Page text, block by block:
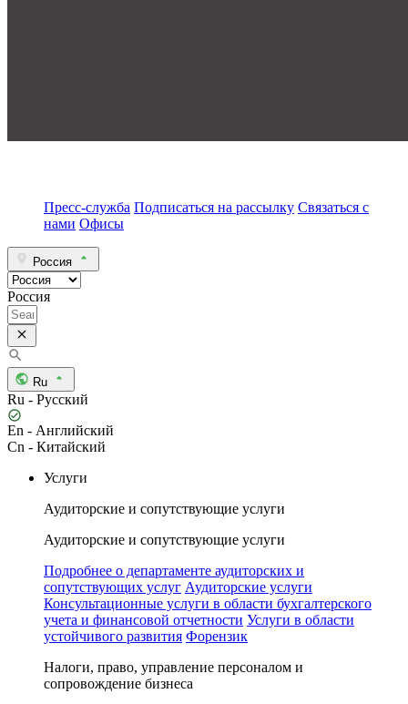
Пресс-служба Подписаться на рассылку Связаться с
нами Офисы
Россия
Россия
Ru
Ru - Русский
En - Английский
Cn - Китайский
Услуги
Аудиторские и сопутствующие услуги
Аудиторские и сопутствующие услуги
Подробнее о департаменте аудиторских и
сопутствующих услуг Аудиторские услуги
Консультационные услуги в области бухгалтерского
учета и финансовой отчетности Услуги в области
устойчивого развития Форензик
Налоги, право, управление персоналом и
сопровождение бизнеса